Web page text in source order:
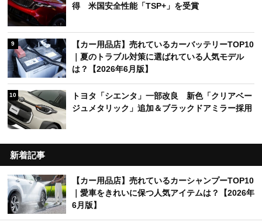
得 米国安全性能「TSP+」を受賞
9
【カー用品店】売れているカーバッテリーTOP10
｜夏のトラブル対策に選ばれている人気モデル
は？【2026年6月版】
10
トヨタ「シエンタ」一部改良 新色「クリアベー
ジュメタリック」追加＆ブラックドアミラー採用
新着記事
【カー用品店】売れているカーシャンプーTOP10
｜愛車をきれいに保つ人気アイテムは？【2026年
6月版】